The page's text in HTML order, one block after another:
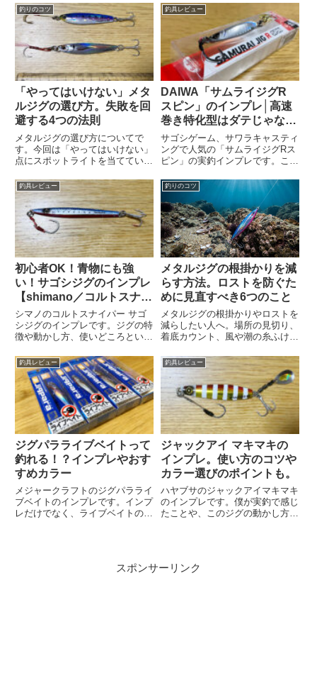
す。メタルジグ選びで迷ったらぜ
ひ。
ました。光るメタルジグで青物は
攻略できたのでしょうか？
釣りのコツ
「やってはいけない」メタ
ルジグの選び方。失敗を回
避する4つの法則
メタルジグの選び方についてで
す。今回は「やってはいけない」
点にスポットライトを当てていま
びからの卒業をお助けします
釣具レビュー
DAIWA「サムライジグR
スピン」のインプレ│高速
巻き特化型はダテじゃな
い！？
サゴシゲーム、サワラキャスティ
ングで人気の「サムライジグRス
ピン」の実釣インプレです。この
い方（動かし方）やおすすめカラ
ー。そしてジャックアイマキマキ
との違いまで、網羅的に紹介しま
す
釣具レビュー
初心者OK！青物にも強
い！サゴシジグのインプレ
【shimano／コルトスナイ
パー】
シマノのコルトスナイパー サゴ
シジグのインプレです。ジグの特
徴や動かし方、使いどころといっ
めカラーやウエイトといった選び
方もお話しています。
釣りのコツ
メタルジグの根掛かりを減
らす方法。ロストを防ぐた
めに見直すべき6つのこと
メタルジグの根掛かりやロストを
減らしたい人へ。場所の見切り、
着底カウント、風や潮の糸ふけ、
後の外し方を実体験から解説しま
す。
釣具レビュー
ジグパラライブベイトって
釣れる！？インプレやおす
すめカラー
メジャークラフトのジグパラライ
ブベイトのインプレです。インプ
レだけでなく、ライブベイトの詳
釣具レビュー
ジャックアイ マキマキの
インプレ。使い方のコツや
カラー選びのポイントも。
ハヤブサのジャックアイマキマキ
のインプレです。僕が実釣で感じ
たことや、このジグの動かし方、
スポンサーリンク